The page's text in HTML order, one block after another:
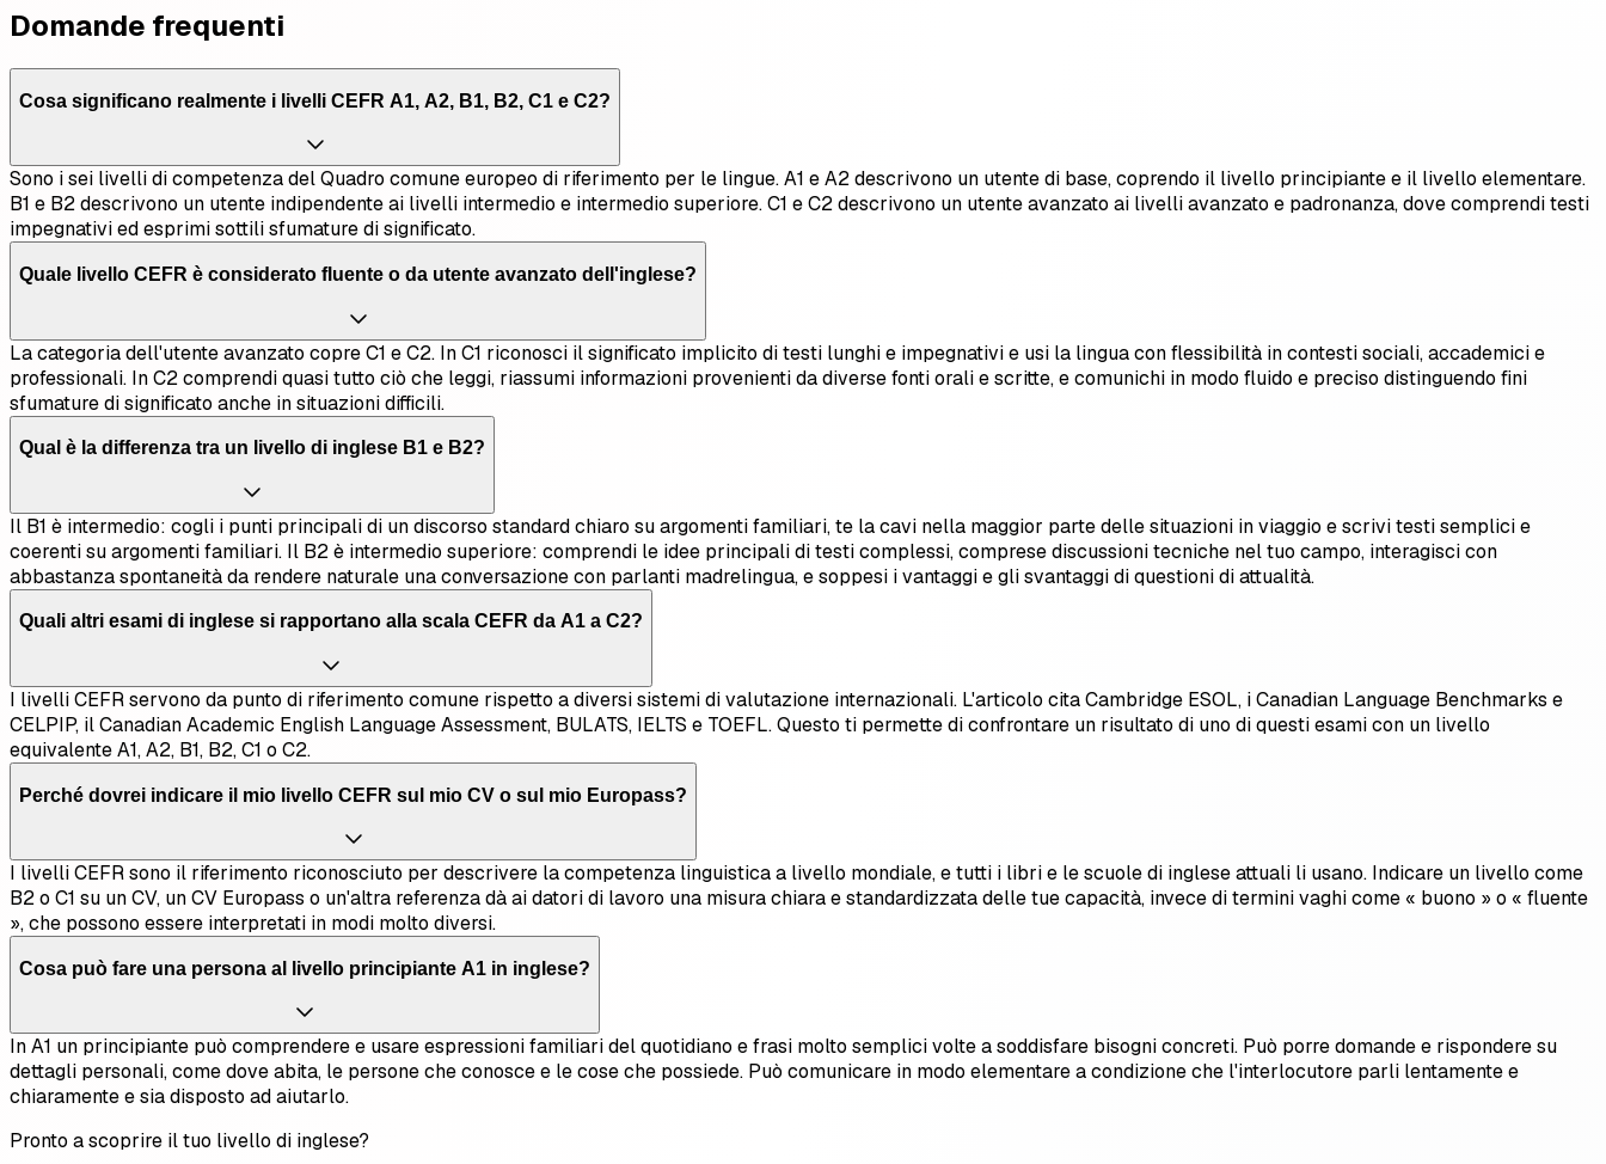
Domande frequenti
Cosa significano realmente i livelli CEFR A1, A2, B1, B2, C1 e C2?
Sono i sei livelli di competenza del Quadro comune europeo di riferimento per le lingue. A1 e A2 descrivono un utente di base, coprendo il livello principiante e il livello elementare.
B1 e B2 descrivono un utente indipendente ai livelli intermedio e intermedio superiore. C1 e C2 descrivono un utente avanzato ai livelli avanzato e padronanza, dove comprendi testi
impegnativi ed esprimi sottili sfumature di significato.
Quale livello CEFR è considerato fluente o da utente avanzato dell'inglese?
La categoria dell'utente avanzato copre C1 e C2. In C1 riconosci il significato implicito di testi lunghi e impegnativi e usi la lingua con flessibilità in contesti sociali, accademici e
professionali. In C2 comprendi quasi tutto ciò che leggi, riassumi informazioni provenienti da diverse fonti orali e scritte, e comunichi in modo fluido e preciso distinguendo fini
sfumature di significato anche in situazioni difficili.
Qual è la differenza tra un livello di inglese B1 e B2?
Il B1 è intermedio: cogli i punti principali di un discorso standard chiaro su argomenti familiari, te la cavi nella maggior parte delle situazioni in viaggio e scrivi testi semplici e
coerenti su argomenti familiari. Il B2 è intermedio superiore: comprendi le idee principali di testi complessi, comprese discussioni tecniche nel tuo campo, interagisci con
abbastanza spontaneità da rendere naturale una conversazione con parlanti madrelingua, e soppesi i vantaggi e gli svantaggi di questioni di attualità.
Quali altri esami di inglese si rapportano alla scala CEFR da A1 a C2?
I livelli CEFR servono da punto di riferimento comune rispetto a diversi sistemi di valutazione internazionali. L'articolo cita Cambridge ESOL, i Canadian Language Benchmarks e
CELPIP, il Canadian Academic English Language Assessment, BULATS, IELTS e TOEFL. Questo ti permette di confrontare un risultato di uno di questi esami con un livello
equivalente A1, A2, B1, B2, C1 o C2.
Perché dovrei indicare il mio livello CEFR sul mio CV o sul mio Europass?
I livelli CEFR sono il riferimento riconosciuto per descrivere la competenza linguistica a livello mondiale, e tutti i libri e le scuole di inglese attuali li usano. Indicare un livello come
B2 o C1 su un CV, un CV Europass o un'altra referenza dà ai datori di lavoro una misura chiara e standardizzata delle tue capacità, invece di termini vaghi come « buono » o « fluente
», che possono essere interpretati in modi molto diversi.
Cosa può fare una persona al livello principiante A1 in inglese?
In A1 un principiante può comprendere e usare espressioni familiari del quotidiano e frasi molto semplici volte a soddisfare bisogni concreti. Può porre domande e rispondere su
dettagli personali, come dove abita, le persone che conosce e le cose che possiede. Può comunicare in modo elementare a condizione che l'interlocutore parli lentamente e
chiaramente e sia disposto ad aiutarlo.
Pronto a scoprire il tuo livello di inglese?